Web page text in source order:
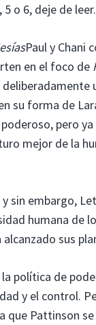
o 6, deje de leer.
Paul y Chani
en el foco de
su forma de
pero
mejor de la
sin embargo,
humana de
sus
política de
y el control.
Pattinson se